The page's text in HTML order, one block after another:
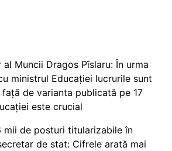
Muncii Dragos Pîslaru: În urma
ministrul Educației lucrurile sunt
de varianta publicată pe 17
este crucial
mii de posturi titularizabile în
de stat: Cifrele arată mai